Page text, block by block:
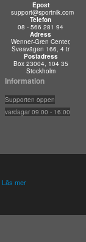
Epost
support@sportnik.com
Telefon
08 - 566 281 94
Adress
Wenner-Gren Center,
Sveavägen 166, 4 tr
Postadress
Box 23004, 104 35
Stockholm
Information
Supporten öppen
vardagar 09:00 - 16:00
Läs mer